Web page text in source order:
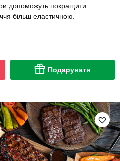
допоможуть покращити
більш еластичною.
Подарувати